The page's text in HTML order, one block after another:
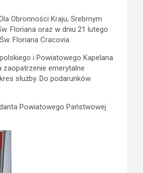
Obronności Kraju, Srebrnym
Floriana oraz w dniu 21 lutego
Floriana Cracovia.
i Powiatowego Kapelana
emerytalne
służby. Do podarunków
Powiatowego Państwowej